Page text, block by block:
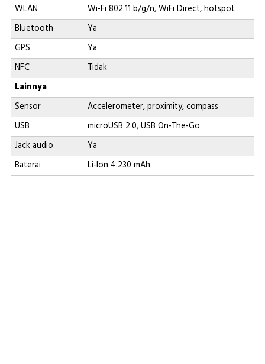
WLAN
Wi-Fi 802.11 b/g/n, WiFi Direct, hotspot
Bluetooth
Ya
GPS
Ya
NFC
Tidak
Lainnya
Sensor
Accelerometer, proximity, compass
USB
microUSB 2.0, USB On-The-Go
Jack audio
Ya
Baterai
Li-Ion 4.230 mAh